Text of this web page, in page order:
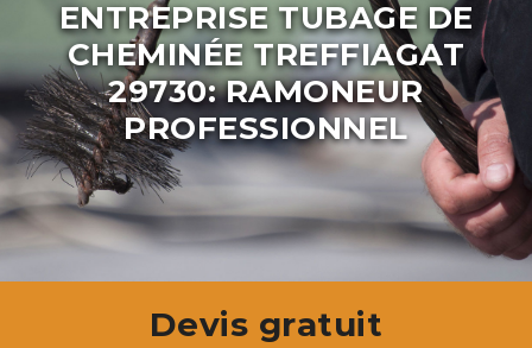
ENTREPRISE TUBAGE DE
CHEMINÉE TREFFIAGAT
29730: RAMONEUR
PROFESSIONNEL
Devis gratuit